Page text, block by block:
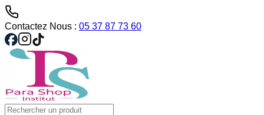
Contactez Nous : 05 37 87 73 60